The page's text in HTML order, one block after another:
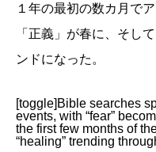
１年の最初の数カ月で
「正義」が春に、そし
ンドになった。
[toggle]Bible searches
events, with “fear”
the first few months of
“healing” trending